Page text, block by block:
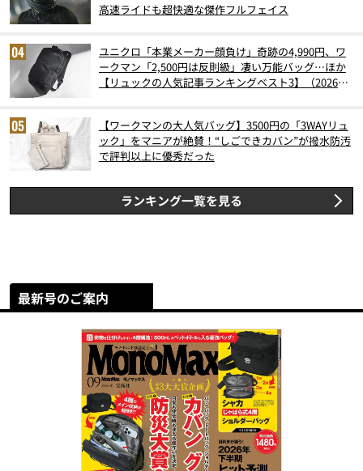
高速ライドも超快適な傑作フルフェイス
ユニクロ「本業メーカー顔負け」奇跡の4,990円、ワ
ークマン「2,500円は反則級」凄い万能バッグ…ほか
【リュックの人気記事ランキングベスト3】（2026年
【ワークマンの大人気バッグ】3500円の「3WAYリュ
ック」をマニアが絶賛！“しごできカバン”が撥水防汚
で評判以上に優秀だった
ランキング一覧を見る
最新号のご案内